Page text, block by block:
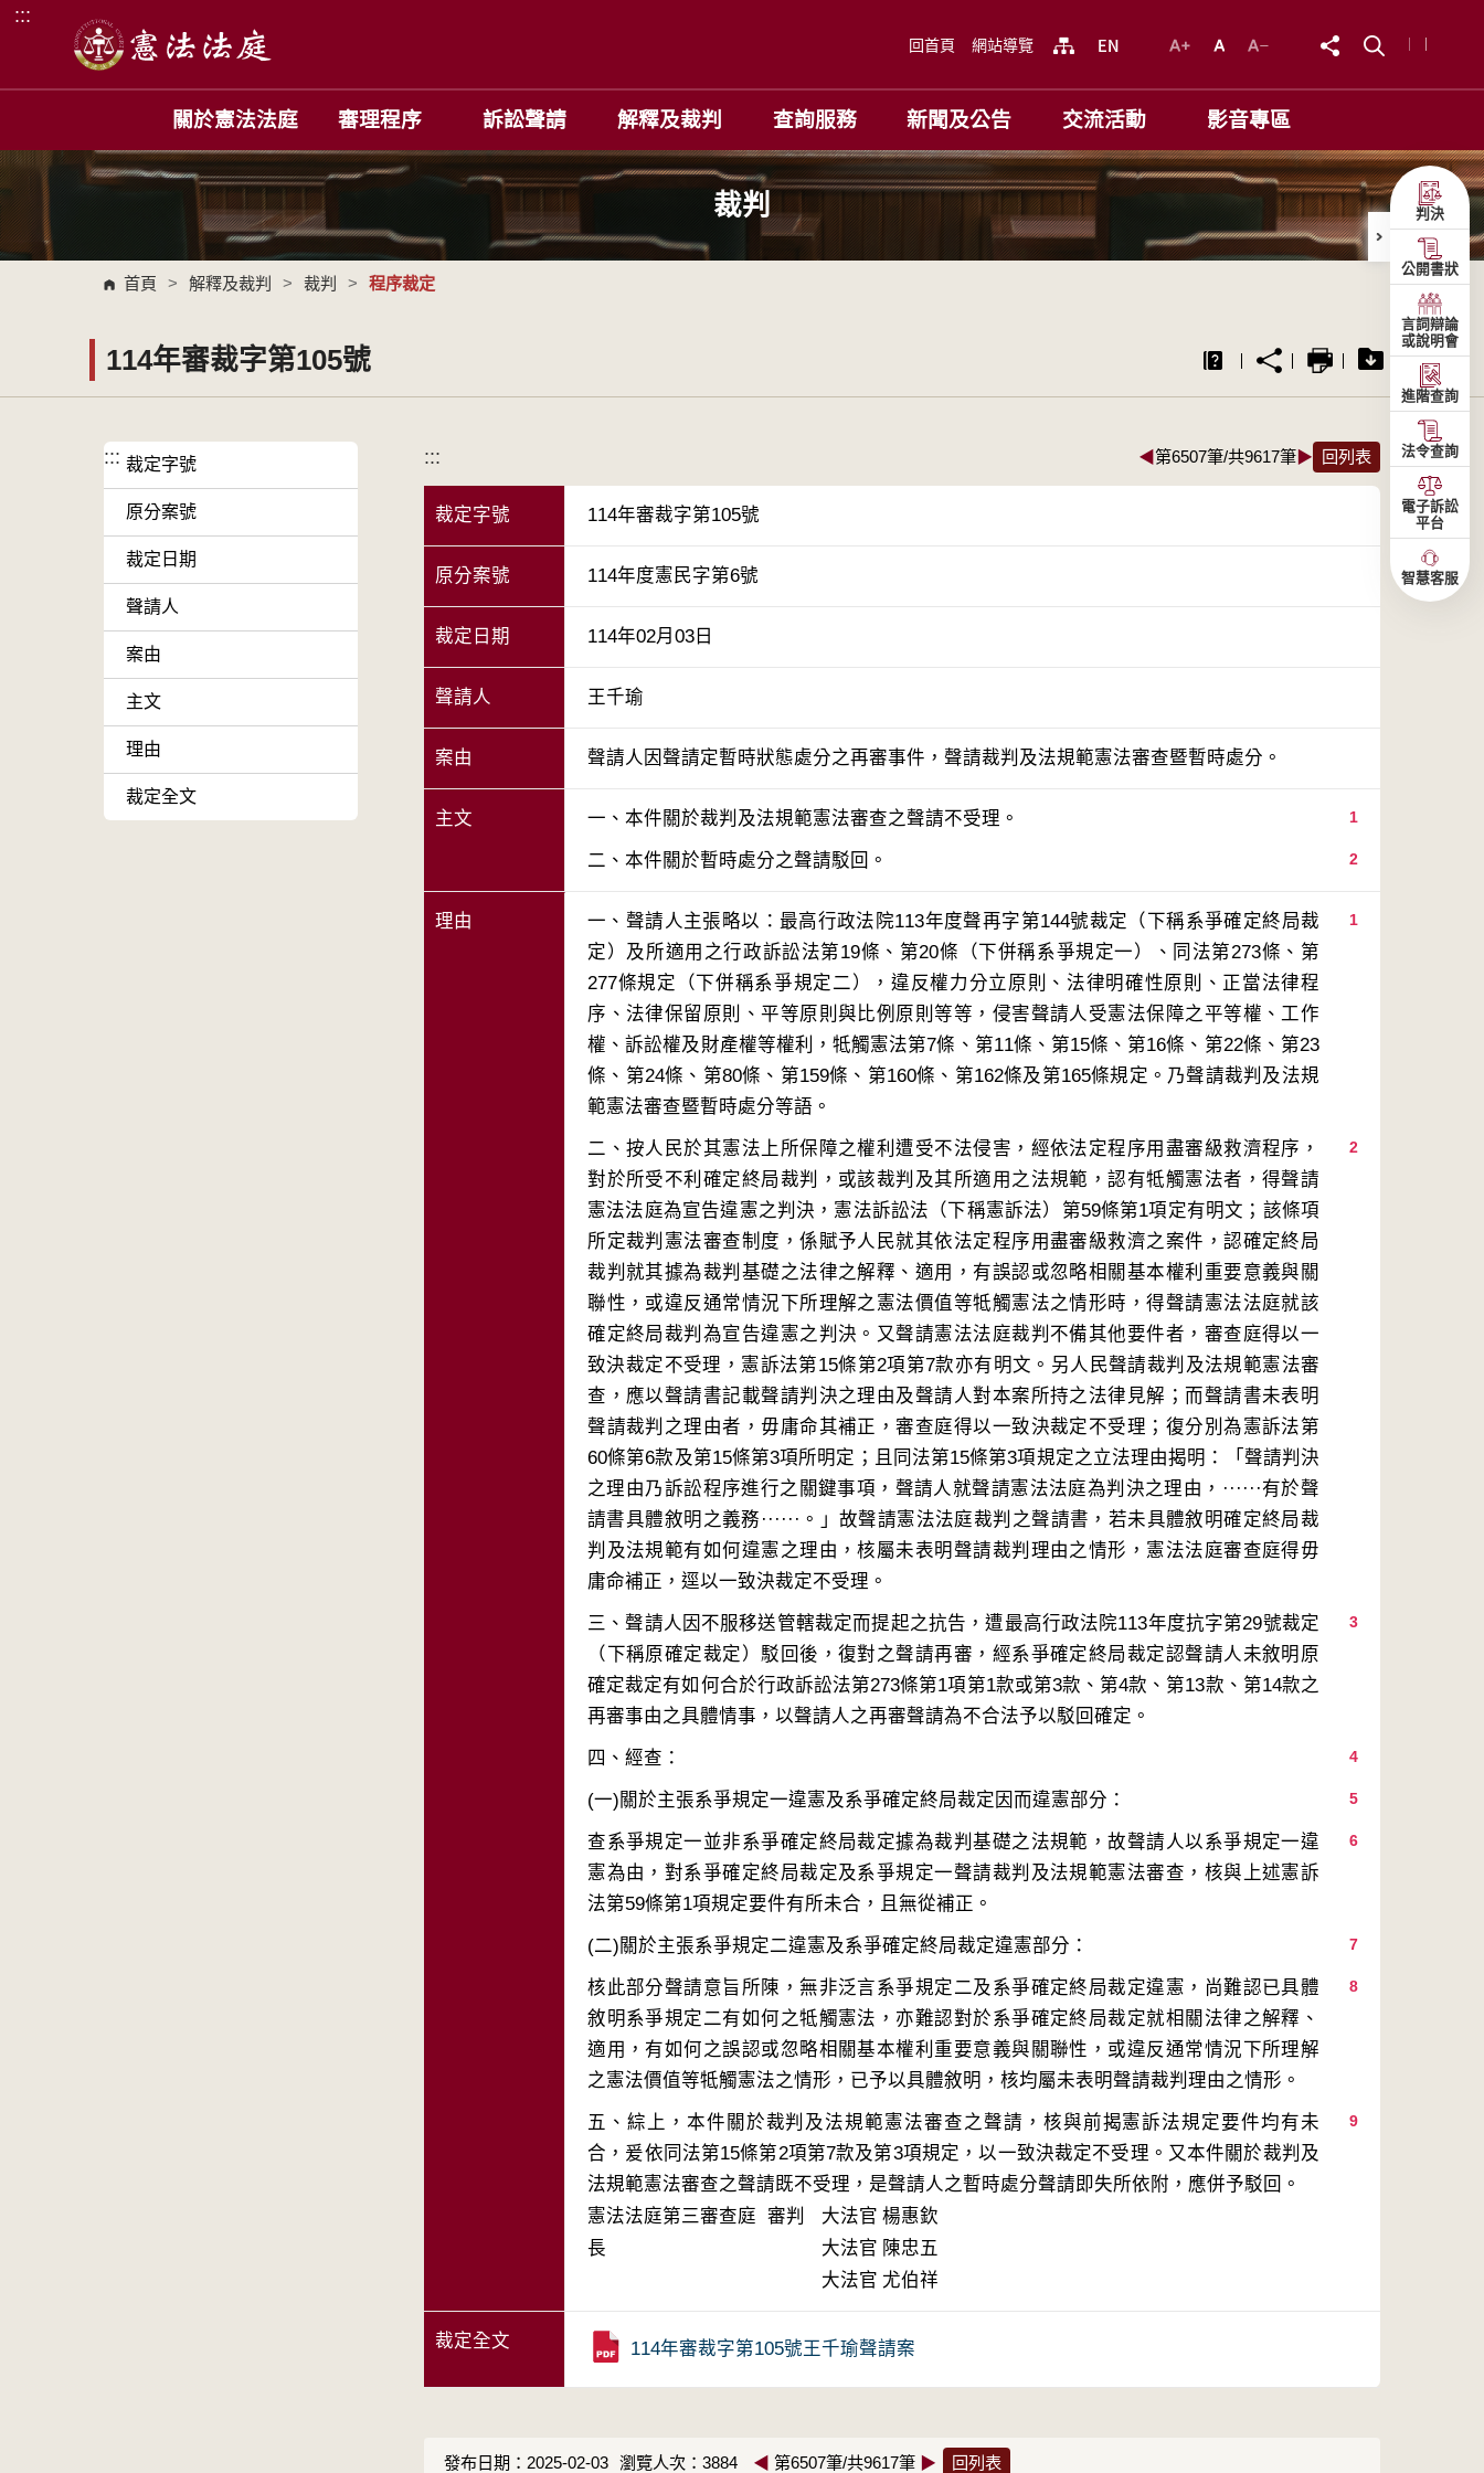
跳到主要內容區塊
:::
回首頁 網站導覽
關於憲法法庭 審理程序 訴訟聲請 解釋及裁判 查詢服務 新聞及公告 交流活動 影音專區
裁判
首頁 > 解釋及裁判 > 裁判 > 程序裁定
114年審裁字第105號
::: 裁定字號
原分案號
裁定日期
聲請人
案由
主文
理由
裁定全文
::: ◀第6507筆/共9617筆▶ 回列表
裁定字號 114年審裁字第105號
原分案號 114年度憲民字第6號
裁定日期 114年02月03日
聲請人 王千瑜
案由 聲請人因聲請定暫時狀態處分之再審事件，聲請裁判及法規範憲法審查暨暫時處分。
主文 1
2
二、本件關於暫時處分之聲請駁回。
理由 1
一、聲請人主張略以：最高行政法院113年度聲再字第144號裁定（下稱系爭確定終局裁
定）及所適用之行政訴訟法第19條、第20條（下併稱系爭規定一）、同法第273條、第
277條規定（下併稱系爭規定二），違反權力分立原則、法律明確性原則、正當法律程
序、法律保留原則、平等原則與比例原則等等，侵害聲請人受憲法保障之平等權、工作
權、訴訟權及財產權等權利，牴觸憲法第7條、第11條、第15條、第16條、第22條、第23
條、第24條、第80條、第159條、第160條、第162條及第165條規定。乃聲請裁判及法規
2
二、按人民於其憲法上所保障之權利遭受不法侵害，經依法定程序用盡審級救濟程序，
對於所受不利確定終局裁判，或該裁判及其所適用之法規範，認有牴觸憲法者，得聲請
憲法法庭為宣告違憲之判決，憲法訴訟法（下稱憲訴法）第59條第1項定有明文；該條項
所定裁判憲法審查制度，係賦予人民就其依法定程序用盡審級救濟之案件，認確定終局
裁判就其據為裁判基礎之法律之解釋、適用，有誤認或忽略相關基本權利重要意義與關
聯性，或違反通常情況下所理解之憲法價值等牴觸憲法之情形時，得聲請憲法法庭就該
確定終局裁判為宣告違憲之判決。又聲請憲法法庭裁判不備其他要件者，審查庭得以一
致決裁定不受理，憲訴法第15條第2項第7款亦有明文。另人民聲請裁判及法規範憲法審
查，應以聲請書記載聲請判決之理由及聲請人對本案所持之法律見解；而聲請書未表明
聲請裁判之理由者，毋庸命其補正，審查庭得以一致決裁定不受理；復分別為憲訴法第
60條第6款及第15條第3項所明定；且同法第15條第3項規定之立法理由揭明：「聲請判決
之理由乃訴訟程序進行之關鍵事項，聲請人就聲請憲法法庭為判決之理由，······有於聲
請書具體敘明之義務······。」故聲請憲法法庭裁判之聲請書，若未具體敘明確定終局裁
判及法規範有如何違憲之理由，核屬未表明聲請裁判理由之情形，憲法法庭審查庭得毋
3
三、聲請人因不服移送管轄裁定而提起之抗告，遭最高行政法院113年度抗字第29號裁定
（下稱原確定裁定）駁回後，復對之聲請再審，經系爭確定終局裁定認聲請人未敘明原
確定裁定有如何合於行政訴訟法第273條第1項第1款或第3款、第4款、第13款、第14款之
4
5
6
查系爭規定一並非系爭確定終局裁定據為裁判基礎之法規範，故聲請人以系爭規定一違
憲為由，對系爭確定終局裁定及系爭規定一聲請裁判及法規範憲法審查，核與上述憲訴
7
8
核此部分聲請意旨所陳，無非泛言系爭規定二及系爭確定終局裁定違憲，尚難認已具體
敘明系爭規定二有如何之牴觸憲法，亦難認對於系爭確定終局裁定就相關法律之解釋、
適用，有如何之誤認或忽略相關基本權利重要意義與關聯性，或違反通常情況下所理解
9
五、綜上，本件關於裁判及法規範憲法審查之聲請，核與前揭憲訴法規定要件均有未
合，爰依同法第15條第2項第7款及第3項規定，以一致決裁定不受理。又本件關於裁判及
法規範憲法審查之聲請既不受理，是聲請人之暫時處分聲請即失所依附，應併予駁回。
憲法法庭第三審查庭 審判
長
大法官 楊惠欽
大法官 陳忠五
大法官 尤伯祥
裁定全文 114年審裁字第105號王千瑜聲請案
發布日期：2025-02-03 瀏覽人次：3884 ◀ 第6507筆/共9617筆 ▶ 回列表
判決
公開書狀
言詞辯論
或說明會
進階查詢
法令查詢
電子訴訟
平台
智慧客服